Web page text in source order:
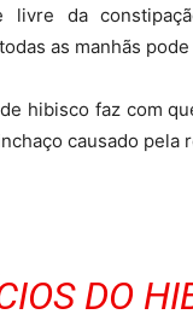
livre da
as manhãs
hibisco faz com
causado pela
DO